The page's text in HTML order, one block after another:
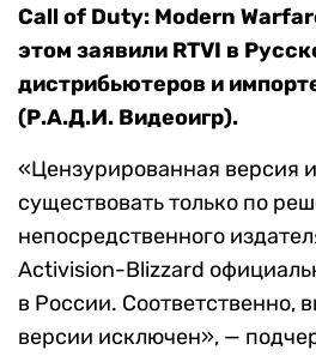
Call of Duty: Modern
этом заявили RTVI в
дистрибьютеров и
(Р.А.Д.И. Видеоигр).
«Цензурированная версия
существовать только по
непосредственного
Activision-Blizzard
в России. Соответственно,
версии исключен», —